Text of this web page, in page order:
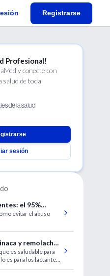
Registrarse
Profesional!
y conecte con
salud de toda
de la salud
sesión
el 95%
de sexo antes
evitar el abuso
y remolacha:
prohibidos para
de un año
es saludable para
es para los lactantes.